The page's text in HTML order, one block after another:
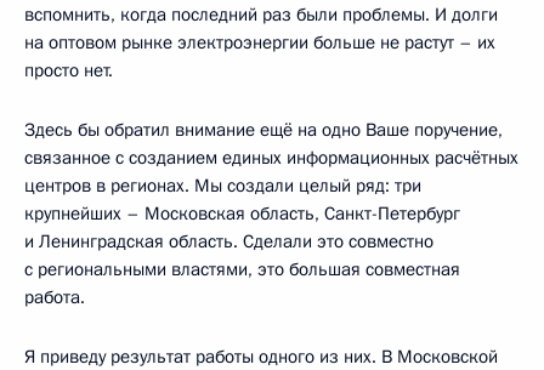
вспомнить, когда последний раз были проблемы. И долги
на оптовом рынке электроэнергии больше не растут – их
просто нет.
Здесь бы обратил внимание ещё на одно Ваше поручение,
связанное с созданием единых информационных расчётных
центров в регионах. Мы создали целый ряд: три
крупнейших – Московская область, Санкт-Петербург
и Ленинградская область. Сделали это совместно
с региональными властями, это большая совместная
работа.
Я приведу результат работы одного из них. В Московской